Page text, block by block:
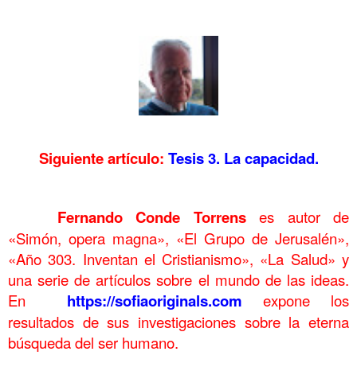
Siguiente artículo: Tesis 3. La capacidad.
Fernando Conde Torrenses autor de
«Simón, opera magna», «El Grupo de Jerusalén»,
«Año 303. Inventan el Cristianismo», «La Salud» y
una serie de artículos sobre el mundo de las ideas.
En https://sofiaoriginals.com expone los
resultados de sus investigaciones sobre la eterna
búsqueda del ser humano.